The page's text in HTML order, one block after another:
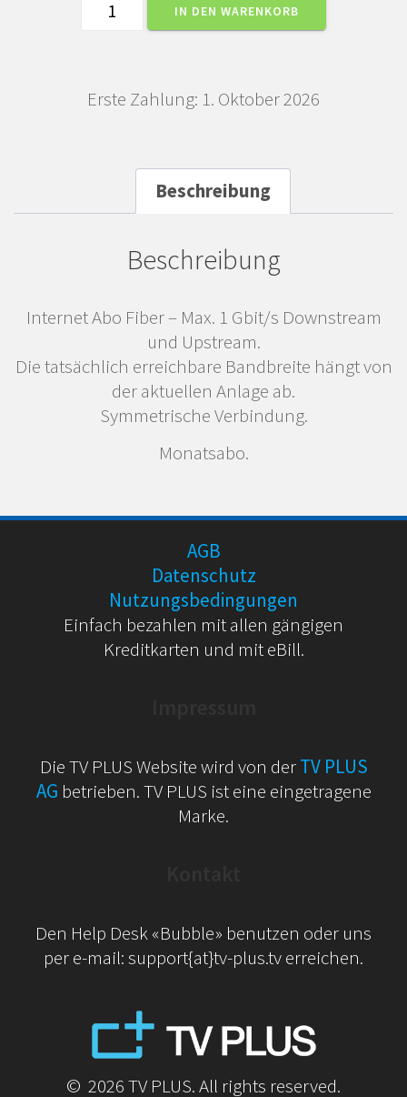
Gbit
IN DEN WARENKORB
Erste Zahlung: 1. Oktober 2026
Beschreibung
Beschreibung
Internet Abo Fiber – Max. 1 Gbit/s Downstream
und Upstream.
Die tatsächlich erreichbare Bandbreite hängt von
der aktuellen Anlage ab.
Symmetrische Verbindung.
Monatsabo.
AGB
Datenschutz
Nutzungsbedingungen
Einfach bezahlen mit allen gängigen
Kreditkarten und mit eBill.
Die TV PLUS Website wird von derTV PLUS
AG betrieben. TV PLUS ist eine eingetragene
Marke.
Den Help Desk «Bubble» benutzen oder uns
per e-mail: support{at}tv-plus.tv erreichen.
© 2026 TV PLUS. All rights reserved.